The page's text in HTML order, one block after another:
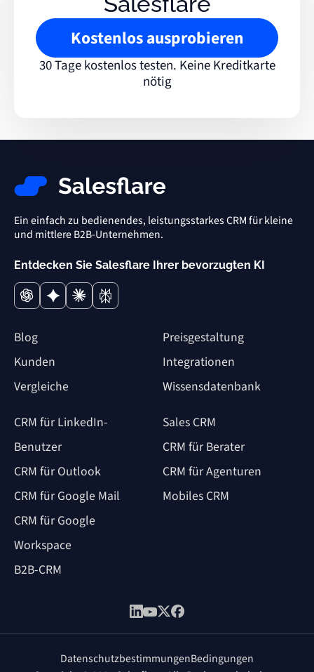
Kostenlos ausprobieren
30 Tage kostenlos testen. Keine Kreditkarte
nötig
Ein einfach zu bedienendes, leistungsstarkes CRM für kleine
und mittlere B2B-Unternehmen.
Entdecken Sie Salesflare Ihrer bevorzugten KI
Blog
Preisgestaltung
Kunden
Integrationen
Vergleiche
Wissensdatenbank
CRM für LinkedIn-
Benutzer
CRM für Outlook
CRM für Google Mail
CRM für Google
Workspace
B2B-CRM
Sales CRM
CRM für Berater
CRM für Agenturen
Mobiles CRM
DatenschutzbestimmungenBedingungen